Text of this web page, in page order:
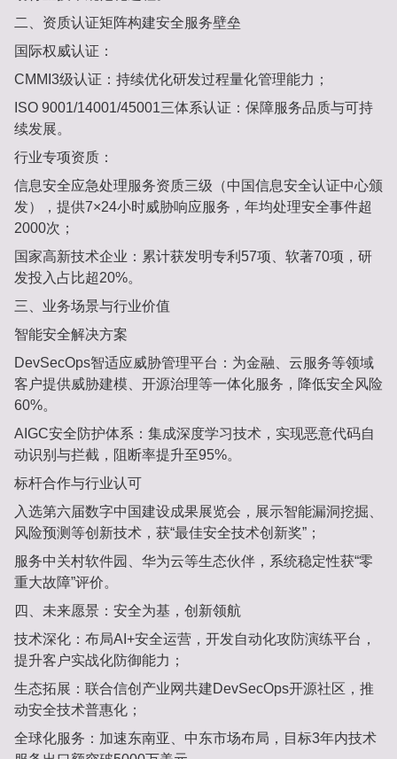
二、‌资质认证矩阵构建安全服务壁垒‌
国际权威认证‌：
CMMI3级认证‌：持续优化研发过程量化管理能力‌；
ISO 9001/14001/45001三体系认证‌：保障服务品质与可持
续发展‌。
行业专项资质‌：
信息安全应急处理服务资质三级‌（中国信息安全认证中心颁
发），提供7×24小时威胁响应服务，年均处理安全事件超‌
2000次‌‌；
国家高新技术企业‌：累计获发明专利‌57项‌、软著‌70项‌，研
发投入占比超‌20%‌‌。
三、‌业务场景与行业价值‌
智能安全解决方案‌
DevSecOps智适应威胁管理平台‌：为金融、云服务等领域
客户提供威胁建模、开源治理等一体化服务，降低安全风险‌
60%‌‌。
AIGC安全防护体系‌：集成深度学习技术，实现恶意代码自
动识别与拦截，阻断率提升至‌95%‌‌。
标杆合作与行业认可‌
入选‌第六届数字中国建设成果展览会‌，展示智能漏洞挖掘、
风险预测等创新技术，获“最佳安全技术创新奖”‌；
服务中关村软件园、华为云等生态伙伴，系统稳定性获“零
重大故障”评价‌。
四、‌未来愿景：安全为基，创新领航‌
技术深化‌：布局‌AI+安全运营‌，开发自动化攻防演练平台，
提升客户实战化防御能力‌；
生态拓展‌：联合信创产业网共建‌DevSecOps开源社区‌，推
动安全技术普惠化‌；
全球化服务‌：加速东南亚、中东市场布局，目标3年内技术